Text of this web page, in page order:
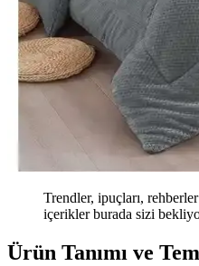
Trendler, ipuçları,
içerikler burada sizi
Ürün Tanımı ve